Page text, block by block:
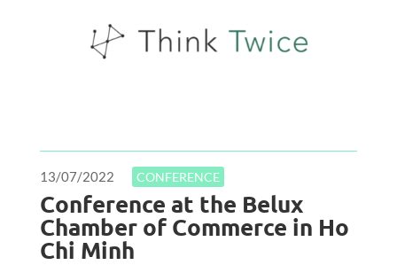
13/07/2022 CONFERENCE
Conference at the Belux
Chamber of Commerce in Ho
Chi Minh